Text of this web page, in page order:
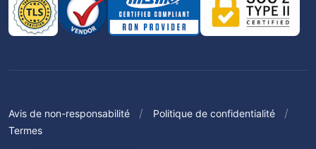
Avis de non-responsabilité
Politique de confidentialité
Termes